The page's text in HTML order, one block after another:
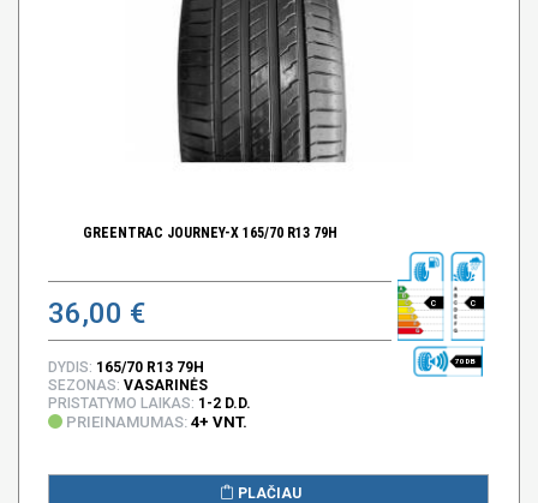
GREENTRAC JOURNEY-X 165/70 R13 79H
36,00 € C C
70 DB
DYDIS: 165/70 R13 79H
SEZONAS: VASARINĖS
PRISTATYMO LAIKAS: 1-2 D.D.
PRIEINAMUMAS: 4+ VNT.
PLAČIAU